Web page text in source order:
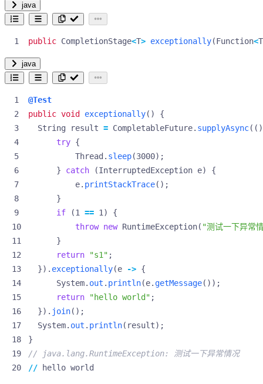
java
public CompletionStage<T> exceptionally(Function<
java
@Test
public void exceptionally()
{
String
result = CompletableFuture. supplyAsync(()
try {
Thread . sleep(3000);
}
catch (InterruptedException e)
{
e. printStackTrace();
}
if
(1 == 1 )
{
throw new RuntimeException( "测试一下异常
}
return
"s1" ;
}). exceptionally(e -> {
System. out . println(e. getMessage());
return
"hello world" ;
}). join();
System. out . println( result);
}
// java.lang.RuntimeException: 测试一下异常情况
//
hello world